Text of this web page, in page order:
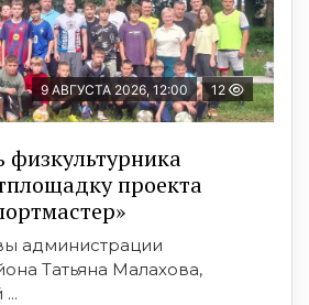
9 АВГУСТА 2026, 12:00 12
физкультурника
проекта
администрации
Татьяна Малахова,